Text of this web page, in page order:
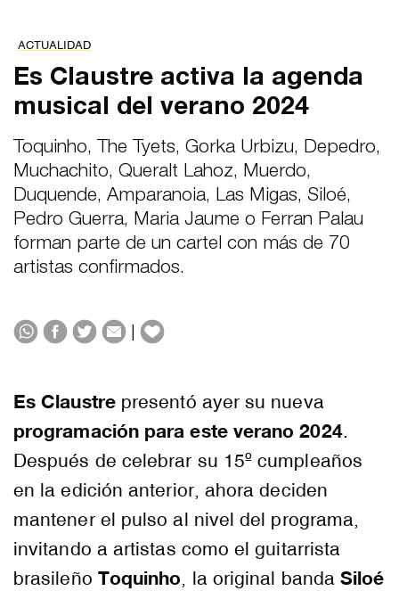
ACTUALIDAD
Es Claustre activa la agenda
musical del verano 2024
Toquinho, The Tyets, Gorka Urbizu, Depedro,
Muchachito, Queralt Lahoz, Muerdo,
Duquende, Amparanoia, Las Migas, Siloé,
Pedro Guerra, Maria Jaume o Ferran Palau
forman parte de un cartel con más de 70
artistas confirmados.
|
Es Claustrepresentó ayer su nueva
programación para este verano 2024.
Después de celebrar su 15º cumpleaños
en la edición anterior, ahora deciden
mantener el pulso al nivel del programa,
invitando a artistas como el guitarrista
brasileño Toquinho, la original bandaSiloé